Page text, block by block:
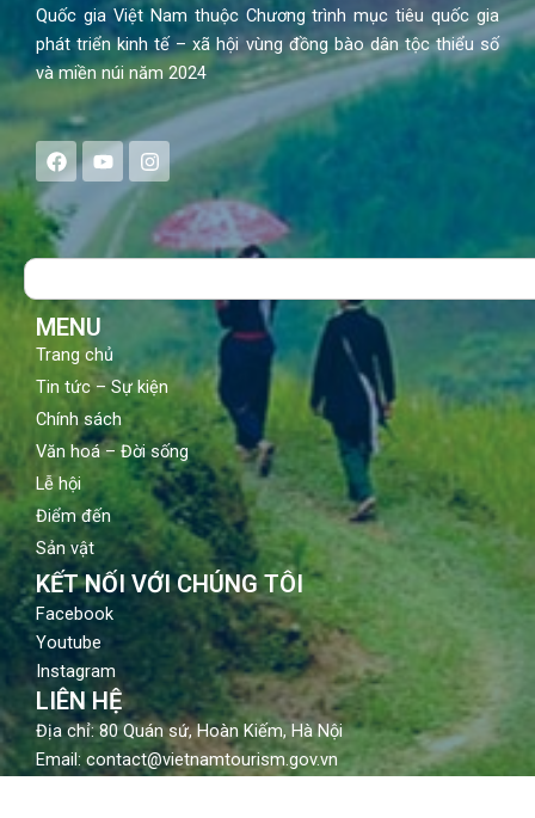
Quốc gia Việt Nam thuộc Chương trình mục tiêu quốc gia
phát triển kinh tế – xã hội vùng đồng bào dân tộc thiểu số
và miền núi năm 2024
F
a
e
b
o
Y
o
t
u
b
I
n
s
a
g
Search
MENU
Trang chủ
Tin tức – Sự kiện
Chính sách
Văn hoá – Đời sống
Lễ hội
Điểm đến
Sản vật
KẾT NỐI VỚI CHÚNG TÔI
Facebook
Youtube
Instagram
LIÊN HỆ
Địa chỉ: 80 Quán sứ, Hoàn Kiếm, Hà Nội
Email: contact@vietnamtourism.gov.vn